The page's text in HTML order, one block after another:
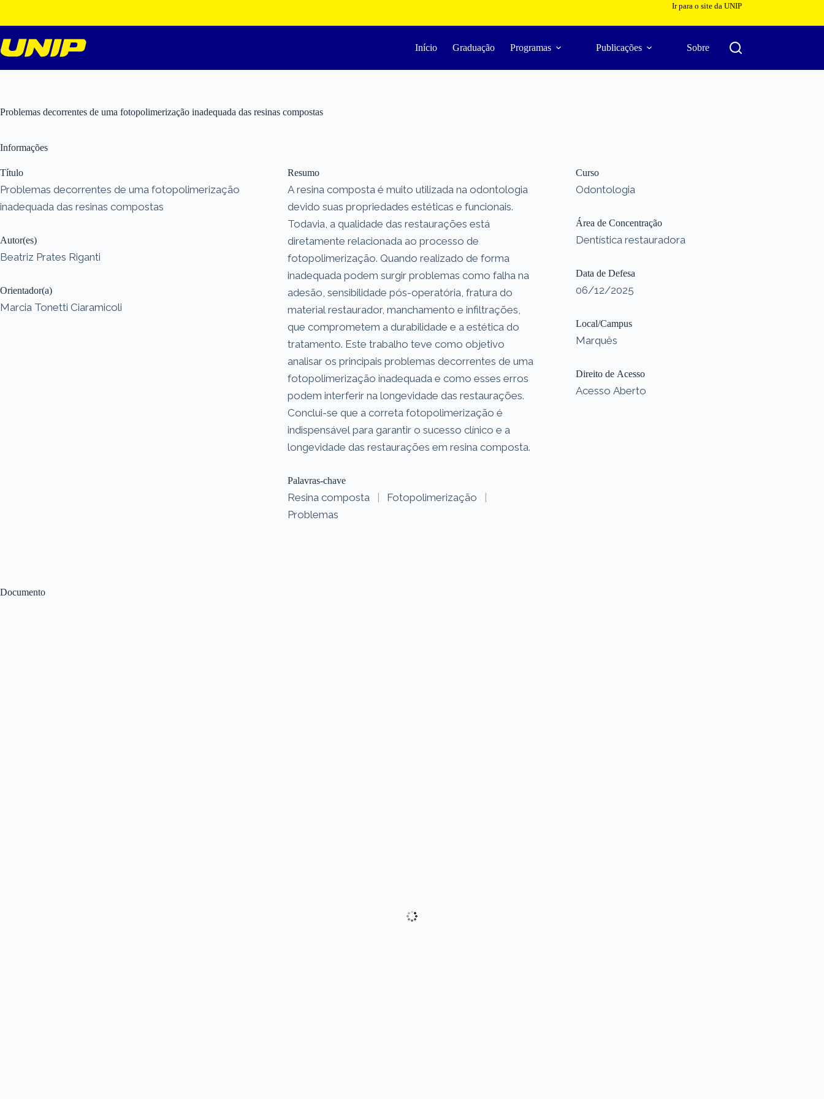
o
conteúdo
Ir para o site da UNIP
Início Graduação Programas Publicações Sobre
Problemas decorrentes de uma fotopolimerização inadequada das resinas compostas
Documento
Informações
Título
Problemas decorrentes de uma fotopolimerização
inadequada das resinas compostas
Autor(es)
Beatriz Prates Riganti
Orientador(a)
Marcia Tonetti Ciaramicoli
Resumo
A resina composta é muito utilizada na odontologia
devido suas propriedades estéticas e funcionais.
Todavia, a qualidade das restaurações está
diretamente relacionada ao processo de
fotopolimerização. Quando realizado de forma
inadequada podem surgir problemas como falha na
adesão, sensibilidade pós-operatória, fratura do
material restaurador, manchamento e infiltrações,
que comprometem a durabilidade e a estética do
tratamento. Este trabalho teve como objetivo
analisar os principais problemas decorrentes de uma
fotopolimerização inadequada e como esses erros
podem interferir na longevidade das restaurações.
Conclui-se que a correta fotopolimerização é
indispensável para garantir o sucesso clínico e a
longevidade das restaurações em resina composta.
Palavras-chave
Resina composta | Fotopolimerização
|
Problemas
Curso
Odontologia
Área de Concentração
Dentística restauradora
Data de Defesa
06/12/2025
Local/Campus
Marquês
Direito de Acesso
Acesso Aberto